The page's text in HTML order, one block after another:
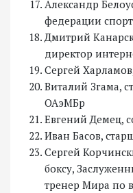
Александр
федерации
Дмитрий
директор
Сергей
Виталий Згама,
ОАэМБр
Евгений Демец,
Иван Басов,
Сергей
боксу,
тренер Мира по